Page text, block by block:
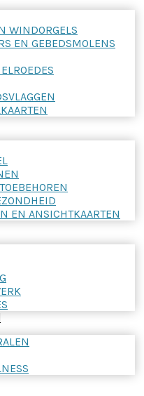
WINDORGELS
EN GEBEDSMOLENS
EN ANSICHTKAARTEN